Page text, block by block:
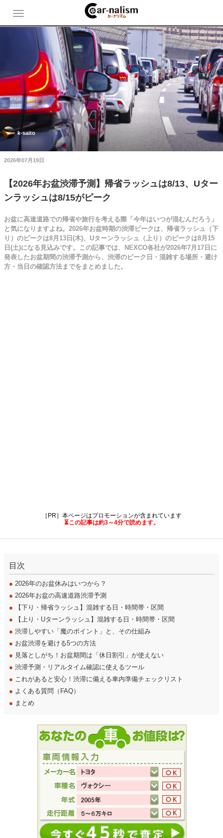
k-saito
2026年07月19日
【2026年お盆渋滞予測】帰省ラッシュは8/13、Uター
ンラッシュは8/15がピーク
お盆に高速道路での帰省や旅行を考える際「今年はいつが混むんだろう」
と気になりますよね。2026年お盆時期の渋滞ピークは、帰省ラッシュ（下
り）のピークは8月13日(木)、Uターンラッシュ（上り）のピークは8月15
日(土)になる見込みです。この記事では、NEXCO各社が2026年7月17日に
発表したお盆期間の渋滞予測から、渋滞のピーク日・混雑する場所・避け
方・当日の確認方法までをまとめました。
［PR］本ページはプロモーションが含まれています
⏳この記事は約3～4分で読めます。
目次
● 2026年のお盆休みはいつから？
● 2026年お盆の高速道路渋滞予測
● 【下り・帰省ラッシュ】混雑する日・時間帯・区間
● 【上り・Uターンラッシュ】混雑する日・時間帯・区間
● 渋滞しやすい「魔のポイント」と、その仕組み
● お盆渋滞を避ける5つの方法
● 見落としがち！お盆期間は「休日割引」が使えない
● 渋滞予測・リアルタイム確認に使えるツール
● これがあると安心！渋滞に備える車内準備チェックリスト
● よくある質問（FAQ）
● まとめ